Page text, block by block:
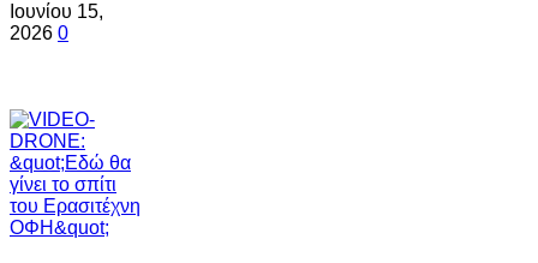
Ιουνίου 15,
2026 0